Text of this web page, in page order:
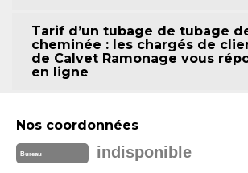
Tarif d’un tubage de tubage
cheminée : les chargés de
de Calvet Ramonage vous
en ligne
Nos coordonnées
Bureau indisponible